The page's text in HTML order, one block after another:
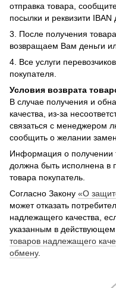
отправка товара,
посылки и реквизити IBAN
3. После получения
возвращаем Вам деньги
4. Все услуги
покупателя.
Условия возврата
В случае получения и
качества, из-за
связаться с менеджером
сообщить о желании
Информация о получении
должна быть исполнена в
товара покупатель.
Согласно Закону «О
может отказать
надлежащего качества,
указанным в действующем
товаров надлежащего
обмену.